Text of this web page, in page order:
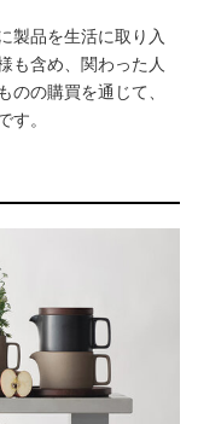
製品を生活に取り入
も含め、関わった人
のの購買を通じて、
す。